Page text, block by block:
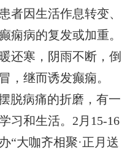
者因生活作息转变、
痫病的复发或加重。
还寒，阴雨不断，倒
，继而诱发癫痫。
脱病痛的折磨，有一
习和生活。2月15-16
“大咖齐相聚·正月送